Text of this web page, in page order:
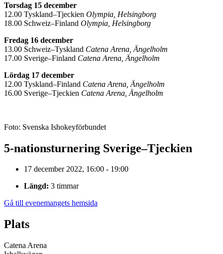
Torsdag 15 december
12.00 Tyskland–Tjeckien Olympia, Helsingborg
18.00 Schweiz–Finland Olympia, Helsingborg
Fredag 16 december
13.00 Schweiz–Tyskland Catena Arena, Ängelholm
17.00 Sverige–Finland Catena Arena, Ängelholm
Lördag 17 december
12.00 Tyskland–Finland Catena Arena, Ängelholm
16.00 Sverige–Tjeckien Catena Arena, Ängelholm
Foto: Svenska Ishokeyförbundet
5-nationsturnering Sverige–Tjeckien
17 december 2022, 16:00 - 19:00
Längd: 3 timmar
Gå till evenemangets hemsida
Plats
Catena Arena